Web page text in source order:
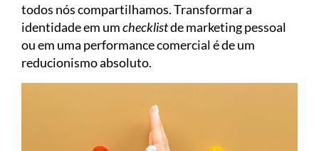
todos nós compartilhamos. Transformar a
identidade em umchecklistde marketing pessoal
ou em uma performance comercial é de um
reducionismo absoluto.